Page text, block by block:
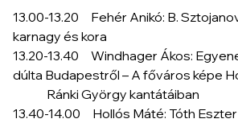
13.00-13.20 Fehér Anikó: B.
karnagy és kora
13.20-13.40 Windhager Ákos:
dúlta Budapestről – A főváros
Ránki György kantátáiban
13.40-14.00 Hollós Máté: Tóth